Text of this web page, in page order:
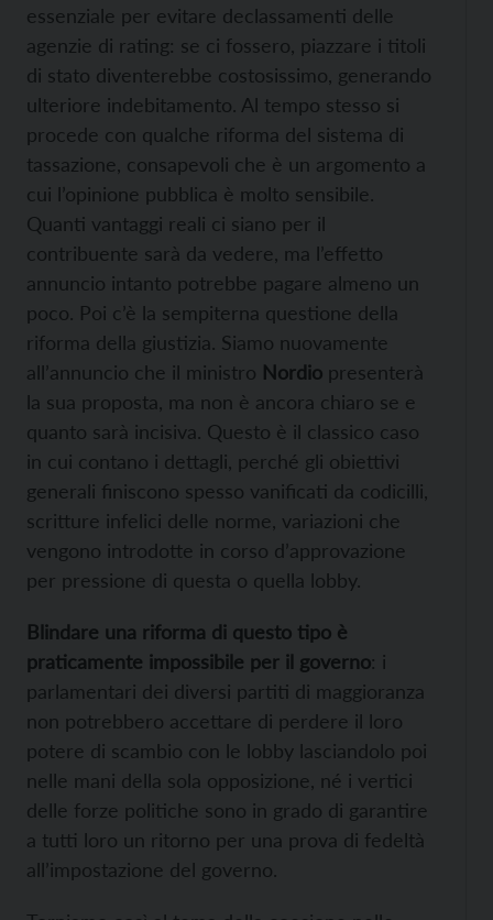
essenziale per evitare declassamenti delle
agenzie di rating: se ci fossero, piazzare i titoli
di stato diventerebbe costosissimo, generando
ulteriore indebitamento. Al tempo stesso si
procede con qualche riforma del sistema di
tassazione, consapevoli che è un argomento a
cui l’opinione pubblica è molto sensibile.
Quanti vantaggi reali ci siano per il
contribuente sarà da vedere, ma l’effetto
annuncio intanto potrebbe pagare almeno un
poco. Poi c’è la sempiterna questione della
riforma della giustizia. Siamo nuovamente
all’annuncio che il ministro Nordio presenterà
la sua proposta, ma non è ancora chiaro se e
quanto sarà incisiva. Questo è il classico caso
in cui contano i dettagli, perché gli obiettivi
generali finiscono spesso vanificati da codicilli,
scritture infelici delle norme, variazioni che
vengono introdotte in corso d’approvazione
per pressione di questa o quella lobby.
Blindare una riforma di questo tipo è
praticamente impossibile per il governo: i
parlamentari dei diversi partiti di maggioranza
non potrebbero accettare di perdere il loro
potere di scambio con le lobby lasciandolo poi
nelle mani della sola opposizione, né i vertici
delle forze politiche sono in grado di garantire
a tutti loro un ritorno per una prova di fedeltà
all’impostazione del governo.